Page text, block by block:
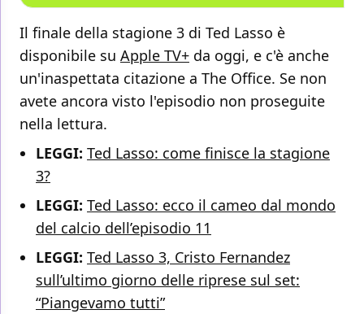
Il finale della stagione 3 di Ted Lasso è
disponibile su Apple TV+ da oggi, e c'è anche
un'inaspettata citazione a The Office. Se non
avete ancora visto l'episodio non proseguite
nella lettura.
LEGGI: Ted Lasso: come finisce la stagione
3?
LEGGI: Ted Lasso: ecco il cameo dal mondo
del calcio dell’episodio 11
LEGGI: Ted Lasso 3, Cristo Fernandez
sull’ultimo giorno delle riprese sul set:
“Piangevamo tutti”